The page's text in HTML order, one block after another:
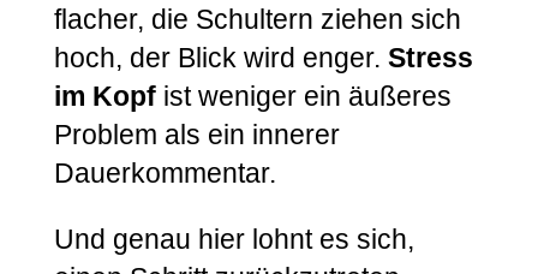
flacher, die Schultern ziehen sich
hoch, der Blick wird enger. Stress
im Kopfist weniger ein äußeres
Problem als ein innerer
Dauerkommentar.
Und genau hier lohnt es sich,